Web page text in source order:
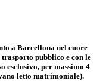
a Barcellona nel cuore
pubblico e con le
esclusivo, per massimo 4
letto matrimoniale).